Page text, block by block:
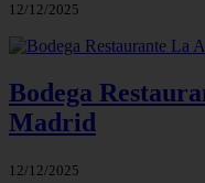
12/12/2025
Bodega
Madrid
12/12/2025